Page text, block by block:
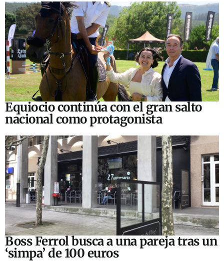
Equiocio continúa con el gran salto
nacional como protagonista
Boss Ferrol busca a una pareja tras un
‘simpa’ de 100 euros